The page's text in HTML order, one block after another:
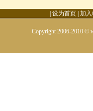
设为首页 加
Copyright 2006-2010 ©